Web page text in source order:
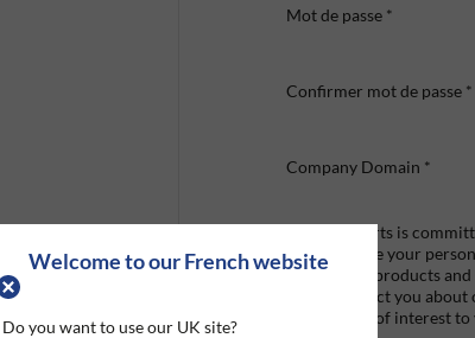
Welcome to our French website
Do you want to use our UK site?
Mot de passe *
Confirmer mot de passe *
Company Domain *
Graco Roberts is
we'll only use your
provide the products
like to contact you
that may be of interest to